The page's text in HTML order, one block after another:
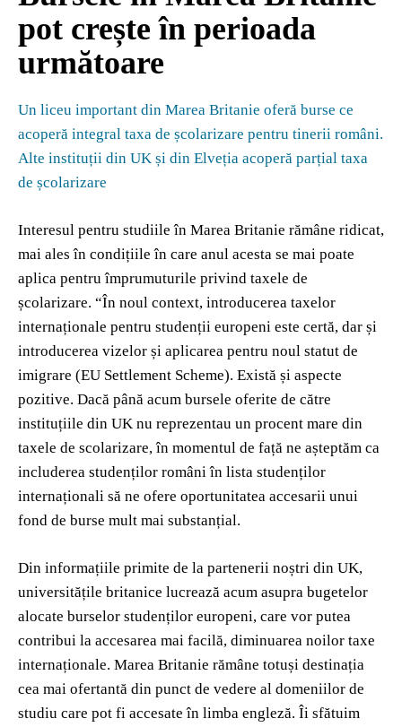
pot crește în perioada
următoare
Un liceu important din Marea Britanie oferă burse ce
acoperă integral taxa de școlarizare pentru tinerii români.
Alte instituții din UK și din Elveția acoperă parțial taxa
de școlarizare
Interesul pentru studiile în Marea Britanie rămâne ridicat,
mai ales în condițiile în care anul acesta se mai poate
aplica pentru împrumuturile privind taxele de
școlarizare. “În noul context, introducerea taxelor
internaționale pentru studenții europeni este certă, dar și
introducerea vizelor și aplicarea pentru noul statut de
imigrare (EU Settlement Scheme). Există și aspecte
pozitive. Dacă până acum bursele oferite de către
instituțiile din UK nu reprezentau un procent mare din
taxele de scolarizare, în momentul de față ne așteptăm ca
includerea studenților români în lista studenților
internaționali să ne ofere oportunitatea accesarii unui
fond de burse mult mai substanțial.
Din informațiile primite de la partenerii noștri din UK,
universitățile britanice lucrează acum asupra bugetelor
alocate burselor studenților europeni, care vor putea
contribui la accesarea mai facilă, diminuarea noilor taxe
internaționale. Marea Britanie rămâne totuși destinația
cea mai ofertantă din punct de vedere al domeniilor de
studiu care pot fi accesate în limba engleză. Îi sfătuim